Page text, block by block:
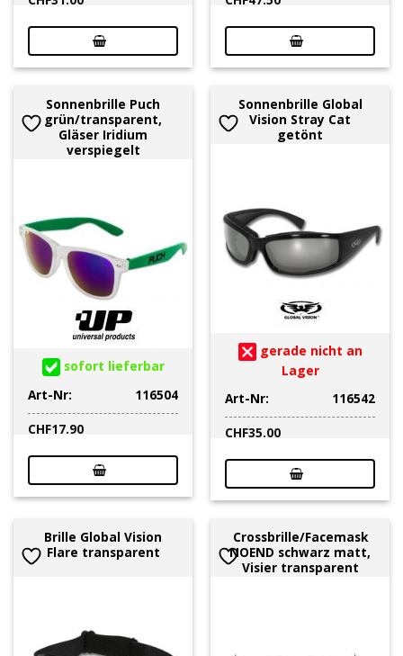
Sonnenbrille Puch
grün/transparent,
Gläser Iridium
verspiegelt
sofort lieferbar
Art-Nr:
116504
CHF17.90
Sonnenbrille Global
Vision Stray Cat
getönt
gerade nicht an
Lager
Art-Nr:
116542
CHF35.00
Brille Global Vision
Flare transparent
Crossbrille/Facemask
NOEND schwarz matt,
Visier transparent